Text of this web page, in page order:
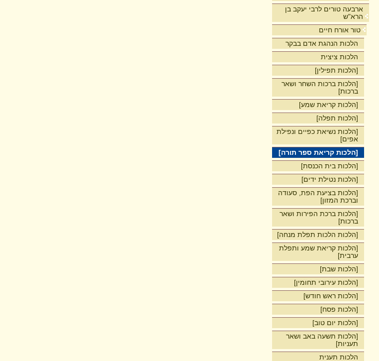
ארבעה טורים לרבי יעקב בן
הרא"ש
טור אורח חיים
הלכות הנהגת אדם בבקר
הלכות ציצית
[הלכות תפילין]
[הלכות ברכות השחר ושאר
ברכות]
[הלכות קריאת שמע]
[הלכות תפלה]
[הלכות נשיאת כפיים ונפילת
אפים]
[הלכות קריאת ספר תורה]
[הלכות בית הכנסת]
[הלכות נטילת ידים]
[הלכות בציעת הפת, סעודה
וברכת המזון]
[הלכות ברכת הפירות ושאר
ברכות]
[הלכות הלכות תפלת מנחה]
[הלכות קריאת שמע ותפלת
ערבית]
[הלכות שבת]
[הלכות עירובי תחומין]
[הלכות ראש חודש]
[הלכות פסח]
[הלכות יום טוב]
[הלכות תשעה באב ושאר
תעניות]
הלכות תענית